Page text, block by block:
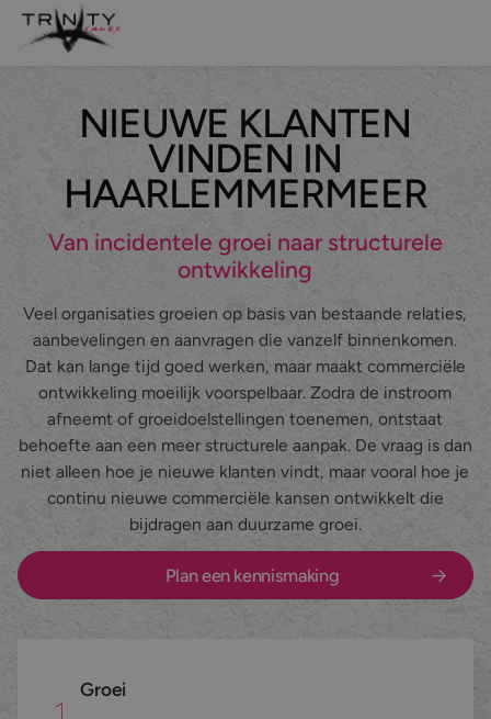
Leadgeneratie
Maatwerk belcampagnes
Even kennismaken?
Over ons
Diensten
Leadgeneratie
Sales support
Maatwerk belcampagnes
Inbound telefonie
Branches
IT & Digital
Zakelijke dienstverlening
Fieldmarketing
Referenties
Werken bij
NIEUWE KLANTEN
VINDEN IN
HAARLEMMERMEER
Van incidentele groei naar structurele
ontwikkeling
Veel organisaties groeien op basis van bestaande relaties,
aanbevelingen en aanvragen die vanzelf binnenkomen.
Dat kan lange tijd goed werken, maar maakt commerciële
ontwikkeling moeilijk voorspelbaar. Zodra de instroom
afneemt of groeidoelstellingen toenemen, ontstaat
behoefte aan een meer structurele aanpak. De vraag is dan
niet alleen hoe je nieuwe klanten vindt, maar vooral hoe je
continu nieuwe commerciële kansen ontwikkelt die
bijdragen aan duurzame groei.
Plan een kennismaking
Groei